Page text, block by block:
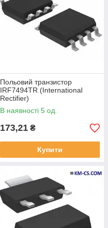
Польовий транзистор
IRF7494TR (International
Rectifier)
В наявності 5 од.
173,21 ₴
Купити